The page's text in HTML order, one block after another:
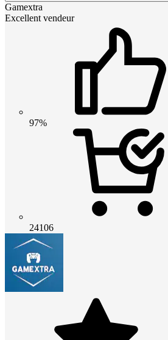
Gamextra
Excellent vendeur
97%
24106